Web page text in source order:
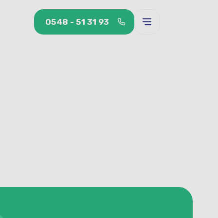
0548 - 51 31 93